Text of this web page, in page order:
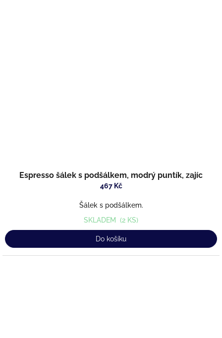
Espresso šálek s podšálkem, modrý puntík, zajíc
467 Kč
Šálek s podšálkem.
SKLADEM (2 KS)
Do košíku